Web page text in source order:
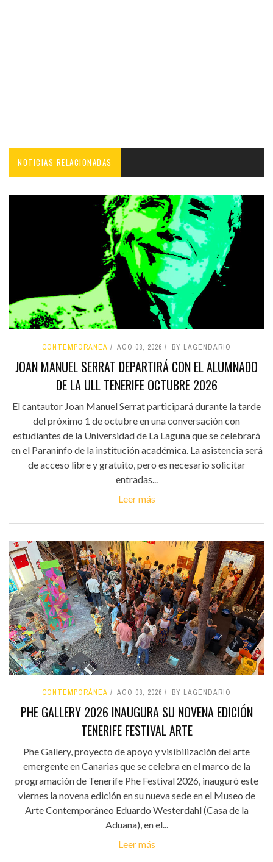
NOTICIAS RELACIONADAS
CONTEMPORÁNEA AGO 08, 2026 BY LAGENDARIO
JOAN MANUEL SERRAT DEPARTIRÁ CON EL ALUMNADO
DE LA ULL TENERIFE OCTUBRE 2026
El cantautor Joan Manuel Serrat participará durante la tarde
del próximo 1 de octubre en una conversación con
estudiantes de la Universidad de La Laguna que se celebrará
en el Paraninfo de la institución académica. La asistencia será
de acceso libre y gratuito, pero es necesario solicitar
entradas...
Leer más
CONTEMPORÁNEA AGO 08, 2026 BY LAGENDARIO
PHE GALLERY 2026 INAUGURA SU NOVENA EDICIÓN
TENERIFE FESTIVAL ARTE
Phe Gallery, proyecto de apoyo y visibilización del arte
emergente en Canarias que se celebra en el marco de la
programación de Tenerife Phe Festival 2026, inauguró este
viernes la novena edición en su nueva sede en el Museo de
Arte Contemporáneo Eduardo Westerdahl (Casa de la
Aduana), en el...
Leer más